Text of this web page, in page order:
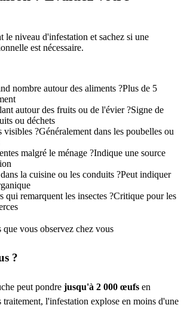
le niveau d'infestation et sachez si une
est nécessaire.
nombre autour des aliments ?Plus de 5
autour des fruits ou de l'évier ?Signe de
ou déchets
visibles ?Généralement dans les poubelles ou
malgré le ménage ?Indique une source
la cuisine ou les conduits ?Peut indiquer
qui remarquent les insectes ?Critique pour les
vous observez chez vous
?
peut pondre jusqu'à 2 000 œufs en
traitement, l'infestation explose en moins d'une